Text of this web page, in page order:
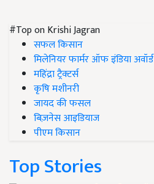
#Top on Krishi Jagran
सफल किसान
मिलेनियर फार्मर ऑफ इंडिया अवॉर्ड
महिंद्रा ट्रैक्टर्स
कृषि मशीनरी
जायद की फसल
बिज़नेस आइडियाज
पीएम किसान
Top Stories